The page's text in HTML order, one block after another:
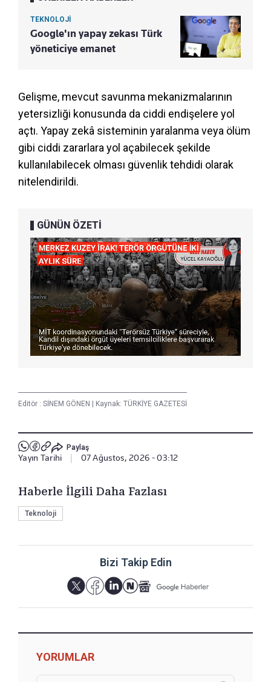
TEKNOLOJİ
Google'ın yapay zekası Türk
yöneticiye emanet
Gelişme, mevcut savunma mekanizmalarının
yetersizliği konusunda da ciddi endişelere yol
açtı. Yapay zekâ sisteminin yaralanma veya ölüm
gibi ciddi zararlara yol açabilecek şekilde
kullanılabilecek olması güvenlik tehdidi olarak
nitelendirildi.
GÜNÜN ÖZETİ
Editör : SİNEM GÖNEN Kaynak: TÜRKİYE GAZETESİ
Paylaş
Yayın Tarihi 07 Ağustos, 2026 - 03:12
Haberle İlgili Daha Fazlası
Teknoloji
Bizi Takip Edin
YORUMLAR